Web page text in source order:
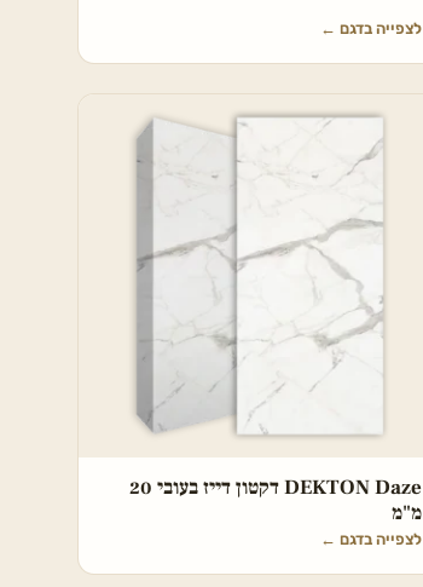
לצפייה בדגם ←
DEKTON Daze דקטון דייז בעובי 20
מ"מ
לצפייה בדגם ←